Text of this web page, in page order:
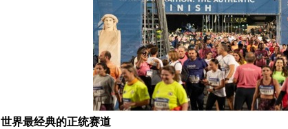
世界最经典的正统赛道